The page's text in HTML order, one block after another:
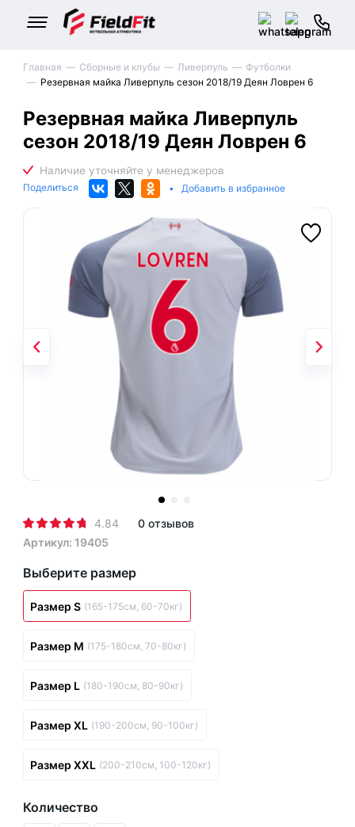
Главная Сборные и клубы Ливерпуль
Футболки
Резервная майка Ливерпуль сезон 2018/19 Деян Ловрен 6
Резервная майка Ливерпуль
сезон 2018/19 Деян Ловрен 6
Поделиться • Добавить в избранное
4.84
0 отзывов
Артикул: 19405
Выберите размер
Размер S (165-175см, 60-70кг)
Размер M (175-180см, 70-80кг)
Размер L (180-190см, 80-90кг)
Размер XL (190-200см, 90-100кг)
Размер XXL (200-210см, 100-120кг)
Количество